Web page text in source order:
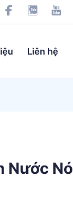
Liên hệ
Nước